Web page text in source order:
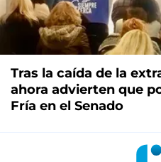
Tras la caída de la
ahora advierten que
Fría en el Senado